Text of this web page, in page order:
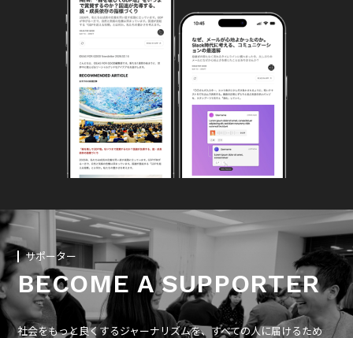
サポーター
BECOME A SUPPORTER
社会をもっと良くするジャーナリズムを、すべての人に届けるため